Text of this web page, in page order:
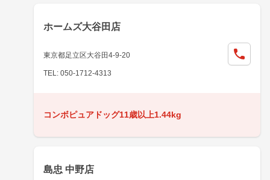
ホームズ大谷田店
東京都足立区大谷田4-9-20
TEL: 050-1712-4313
コンボピュアドッグ11歳以上1.44kg
島忠 中野店